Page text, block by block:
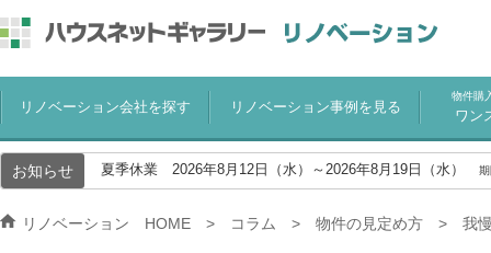
リノベーション会社を探す リノベーション事例を見る
物件購
ワン
お知らせ 夏季休業 2026年8月12日（水）～2026年8月19日（水）
リノベーション HOME コラム 物件の見定め方 我